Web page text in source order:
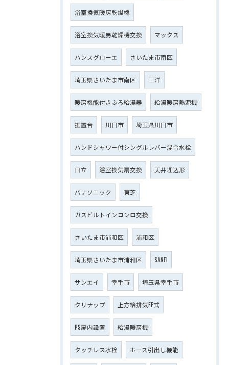
浴室換気暖房乾燥機
浴室換気暖房乾燥機交換 マックス
ハンスグローエ さいたま市南区
埼玉県さいたま市南区 三洋
暖房機能付きふろ給湯器 給湯暖房熱源機
据置台 川口市 埼玉県川口市
ハンドシャワー付シングルレバー混合水栓
日立 浴室換気扇交換 天井埋込形
パナソニック 東芝
ガスビルトインコンロ交換
さいたま市浦和区 浦和区
埼玉県さいたま市浦和区 SANEI
サンエイ 幸手市 埼玉県幸手市
クリナップ 上方給排気FF式
PS扉内設置 給湯暖房機
タッチレス水栓 ホース引出し機能